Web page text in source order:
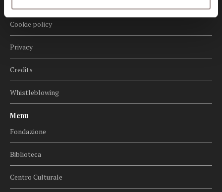
Cookie policy
Privacy
Credits
Whistleblowing
Menu
Fondazione
Biblioteca
Centro Culturale